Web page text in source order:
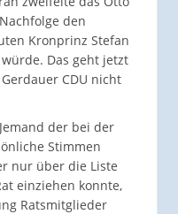
den
Kronprinz Stefan
Das geht jetzt
CDU nicht
der bei der
Stimmen
nur über die Liste
einziehen konnte,
Ratsmitglieder